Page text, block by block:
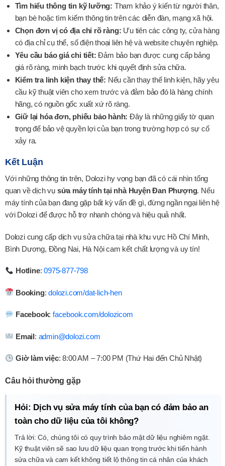
Tìm hiểu thông tin kỹ lưỡng: Tham khảo ý kiến từ người thân,
bạn bè hoặc tìm kiếm thông tin trên các diễn đàn, mạng xã hội.
Chọn đơn vị có địa chỉ rõ ràng: Ưu tiên các công ty, cửa hàng
có địa chỉ cụ thể, số điện thoại liên hệ và website chuyên nghiệp.
Yêu cầu báo giá chi tiết: Đảm bảo bạn được cung cấp bảng
giá rõ ràng, minh bạch trước khi quyết định sửa chữa.
Kiểm tra linh kiện thay thế: Nếu cần thay thế linh kiện, hãy yêu
cầu kỹ thuật viên cho xem trước và đảm bảo đó là hàng chính
hãng, có nguồn gốc xuất xứ rõ ràng.
Giữ lại hóa đơn, phiếu bảo hành: Đây là những giấy tờ quan
trọng để bảo vệ quyền lợi của bạn trong trường hợp có sự cố
xảy ra.
Kết Luận
Với những thông tin trên, Dolozi hy vọng bạn đã có cái nhìn tổng
quan về dịch vụ sửa máy tính tại nhà Huyện Đan Phượng. Nếu
máy tính của bạn đang gặp bất kỳ vấn đề gì, đừng ngần ngại liên hệ
với Dolozi để được hỗ trợ nhanh chóng và hiệu quả nhất.
Dolozi cung cấp dịch vụ sửa chữa tại nhà khu vực Hồ Chí Minh,
Bình Dương, Đồng Nai, Hà Nội cam kết chất lượng và uy tín!
Hotline:0975-877-798
Booking:dolozi.com/dat-lich-hen
Facebook: facebook.com/dolozicom
Email: admin@dolozi.com
Giờ làm việc: 8:00 AM – 7:00 PM (Thứ Hai đến Chủ Nhật)
Câu hỏi thường gặp
Hỏi: Dịch vụ sửa máy tính của bạn có đảm bảo an
toàn cho dữ liệu của tôi không?
Trả lời: Có, chúng tôi có quy trình bảo mật dữ liệu nghiêm ngặt.
Kỹ thuật viên sẽ sao lưu dữ liệu quan trọng trước khi tiến hành
sửa chữa và cam kết không tiết lộ thông tin cá nhân của khách